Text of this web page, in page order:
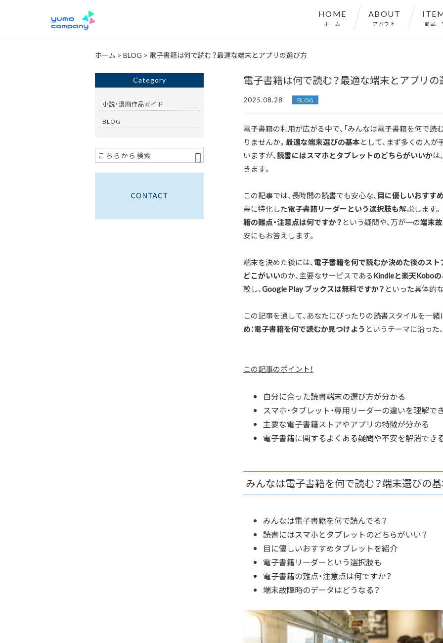
HOME
ホーム
ABOUT
アバウト 商品
ホーム > BLOG > 電子書籍は何で読む？最適な端末とアプリの選び方
電子書籍は何で読む？最適な端末とアプリの
2025.08.28 BLOG
電子書籍の利用が広がる中で、「みんなは電子書籍を何で読
りませんか。 最適な端末選びの基本として、まず多くの人
いますが、読書にはスマホとタブレットのどちらがいいかは
きます。
この記事では、長時間の読書でも安心な、 目に優しいおすす
書に特化した電子書籍リーダーという選択肢も解説します
籍の難点・注意点は何ですか？ という疑問や、万が一の端末
安にもお答えします。
端末を決めた後には、電子書籍を何で読むか決めた後のスト
どこがいいのか、主要なサービスであるKindleと楽天Kobo
較し、Google Play ブックスは無料ですか？ といった具体的
この記事を通して、あなたにぴったりの読書スタイルを一緒
め：電子書籍を何で読むか見つけよう というテーマに沿った
この記事のポイント！
自分に合った読書端末の選び方が分かる
スマホ・タブレット・専用リーダーの違いを理解で
主要な電子書籍ストアやアプリの特徴が分かる
電子書籍に関するよくある疑問や不安を解消でき
みんなは電子書籍を何で読む？端末選びの
みんなは電子書籍を何で読んでる？
読書にはスマホとタブレットのどちらがいい？
目に優しいおすすめタブレットを紹介
電子書籍リーダーという選択肢も
電子書籍の難点・注意点は何ですか？
端末故障時のデータはどうなる？
Category
小説・漫画作品ガイド
BLOG